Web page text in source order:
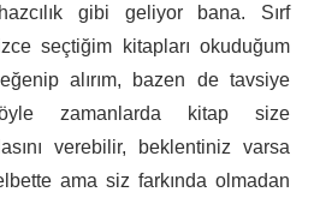
gibi geliyor bana. Sırf
seçtiğim kitapları okuduğum
alırım, bazen de tavsiye
zamanlarda kitap size
verebilir, beklentiniz varsa
ama siz farkında olmadan